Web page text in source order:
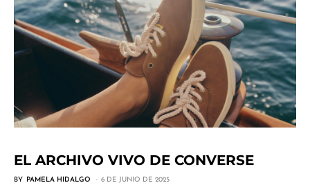
EL ARCHIVO VIVO DE CONVERSE
BY PAMELA HIDALGO 6 DE JUNIO DE 2025